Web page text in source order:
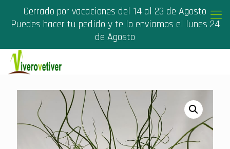
Cerrado por vacaciones del 14 al 23 de Agosto
Puedes hacer tu pedido y te lo enviamos el lunes 24
de Agosto